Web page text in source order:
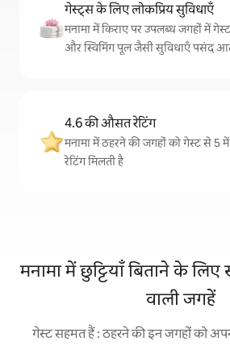
गेस्ट्स के लिए लोकप्रिय सुविधाएँ
मनामा में किराए पर उपलब्ध जगहों में
और स्विमिंग पूल जैसी सुविधाएँ पसंद
4.6 की औसत रेटिंग
मनामा में ठहरने की जगहों को गेस्ट से
रेटिंग मिलती है
मनामा में छुट्टियाँ बिताने के
वाली जगहें
गेस्ट सहमत हैं : ठहरने की इन जगहों को